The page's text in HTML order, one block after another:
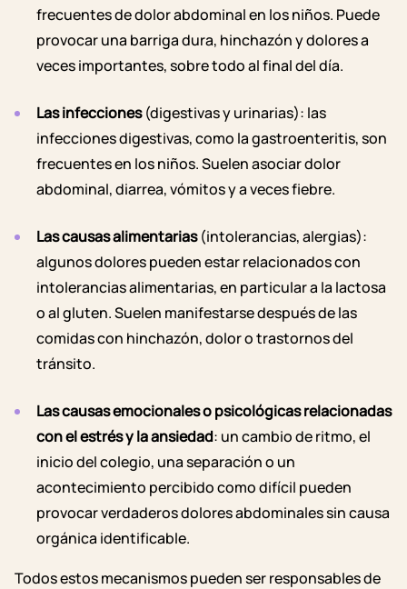
frecuentes de dolor abdominal en los niños. Puede
provocar una barriga dura, hinchazón y dolores a
veces importantes, sobre todo al final del día.
Las infecciones(digestivas y urinarias): las
infecciones digestivas, como la gastroenteritis, son
frecuentes en los niños. Suelen asociar dolor
abdominal, diarrea, vómitos y a veces fiebre.
Las causas alimentarias(intolerancias, alergias):
algunos dolores pueden estar relacionados con
intolerancias alimentarias, en particular a la lactosa
o al gluten. Suelen manifestarse después de las
comidas con hinchazón, dolor o trastornos del
tránsito.
Las causas emocionales o psicológicas relacionadas
con el estrés y la ansiedad: un cambio de ritmo, el
inicio del colegio, una separación o un
acontecimiento percibido como difícil pueden
provocar verdaderos dolores abdominales sin causa
orgánica identificable.
Todos estos mecanismos pueden ser responsables de